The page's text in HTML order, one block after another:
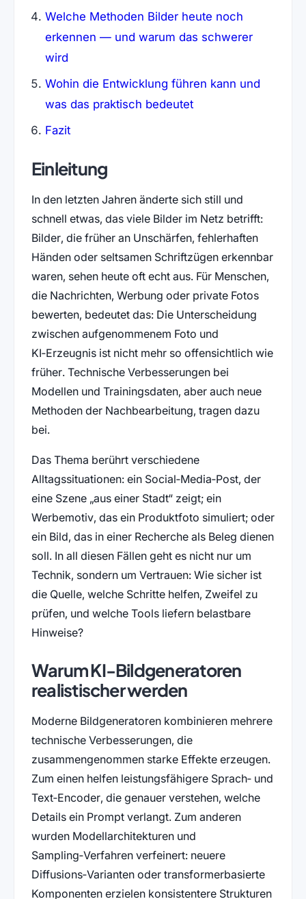
Welche Methoden Bilder heute noch
erkennen — und warum das schwerer
wird
Wohin die Entwicklung führen kann und
was das praktisch bedeutet
Fazit
Einleitung
In den letzten Jahren änderte sich still und
schnell etwas, das viele Bilder im Netz betrifft:
Bilder, die früher an Unschärfen, fehlerhaften
Händen oder seltsamen Schriftzügen erkennbar
waren, sehen heute oft echt aus. Für Menschen,
die Nachrichten, Werbung oder private Fotos
bewerten, bedeutet das: Die Unterscheidung
zwischen aufgenommenem Foto und
KI‑Erzeugnis ist nicht mehr so offensichtlich wie
früher. Technische Verbesserungen bei
Modellen und Trainingsdaten, aber auch neue
Methoden der Nachbearbeitung, tragen dazu
bei.
Das Thema berührt verschiedene
Alltagssituationen: ein Social‑Media‑Post, der
eine Szene „aus einer Stadt“ zeigt; ein
Werbemotiv, das ein Produktfoto simuliert; oder
ein Bild, das in einer Recherche als Beleg dienen
soll. In all diesen Fällen geht es nicht nur um
Technik, sondern um Vertrauen: Wie sicher ist
die Quelle, welche Schritte helfen, Zweifel zu
prüfen, und welche Tools liefern belastbare
Hinweise?
Warum KI-Bildgeneratoren
realistischer werden
Moderne Bildgeneratoren kombinieren mehrere
technische Verbesserungen, die
zusammengenommen starke Effekte erzeugen.
Zum einen helfen leistungsfähigere Sprach‑ und
Text‑Encoder, die genauer verstehen, welche
Details ein Prompt verlangt. Zum anderen
wurden Modellarchitekturen und
Sampling‑Verfahren verfeinert: neuere
Diffusions‑Varianten oder transformerbasierte
Komponenten erzielen konsistentere Strukturen